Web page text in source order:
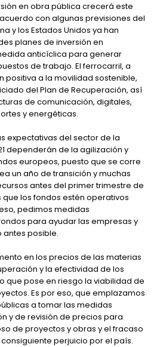
en obra pública crecerá este
con algunas previsiones del
y los Estados Unidos ya han
planes de inversión en
anticíclica para generar
de trabajo. El ferrocarril, a
positiva a la movilidad sostenible,
del Plan de Recuperación, así
de comunicación, digitales,
y energéticas.
expectativas del sector de la
dependerán de la agilización y
europeos, puesto que se corre
un año de transición y muchas
antes del primer trimestre de
los fondos estén operativos
pedimos medidas
para ayudar las empresas y
posible.
en los precios de las materias
y la efectividad de los
que pose en riesgo la viabilidad de
Es por eso, que emplazamos
a tomar las medidas
y de revisión de precios para
de proyectos y obras y el fracaso
perjuicio por el país.